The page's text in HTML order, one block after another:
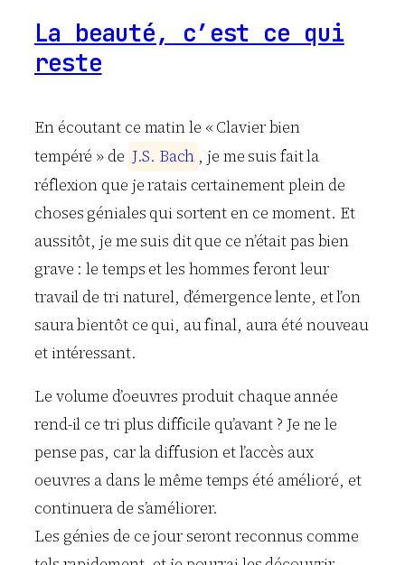
La beauté, c’est ce qui
reste
En écoutant ce matin le « Clavier bien
tempéré » de J.S. Bach , je me suis fait la
réflexion que je ratais certainement plein de
choses géniales qui sortent en ce moment. Et
aussitôt, je me suis dit que ce n’était pas bien
grave : le temps et les hommes feront leur
travail de tri naturel, d’émergence lente, et l’on
saura bientôt ce qui, au final, aura été nouveau
et intéressant.
Le volume d’oeuvres produit chaque année
rend-il ce tri plus difficile qu’avant ? Je ne le
pense pas, car la diffusion et l’accès aux
oeuvres a dans le même temps été amélioré, et
continuera de s’améliorer.
Les génies de ce jour seront reconnus comme